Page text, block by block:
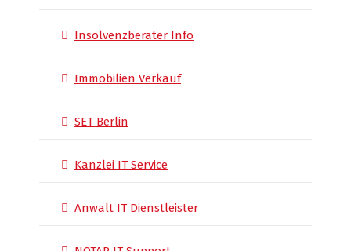
Insolvenzberater Info
Immobilien Verkauf
SET Berlin
Kanzlei IT Service
Anwalt IT Dienstleister